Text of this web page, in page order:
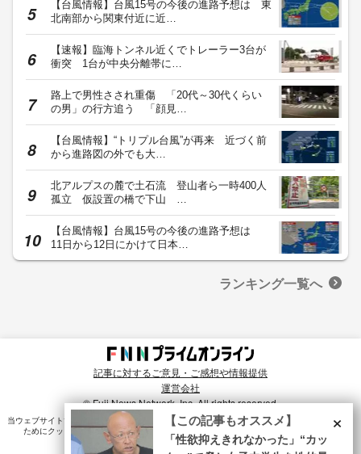
【台風情報】台風15号の今後の進路予想は 東
北南部から関東付近に近…
【速報】臨海トンネル近くでトレーラー3台が
衝突 1台が中央分離帯に…
路上で男性さされ重傷 「20代～30代くらい
の男」の行方追う 「顔見…
【台風情報】“トリプル台風”が再来 近づく前
から進路図の外でも大…
北アルプスの麓で土石流 登山者ら一時400人
孤立 仮設置の橋で下山 …
【台風情報】台風15号の今後の進路予想は
11日から12日にかけて日本…
ランキング一覧へ
記事に対するご意見・ご感想や情報提供
運営会社
© Fuji News Network, Inc. All rights reserved.
当ウェブサイトでは、ユーザのニーズ・興味・関⼼に合致したコンテンツや広告配信を提供する
ためにクッキーを使⽤しています。詳細は、プライバシーポリシー をご確認ください。×
【この記事もオススメ】
「性欲抑えきれなかった」“カッ